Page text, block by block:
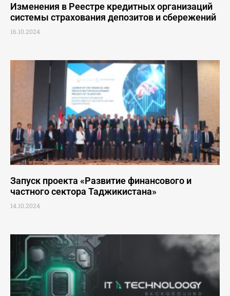
Изменения в Реестре кредитных организаций
системы страхования депозитов и сбережений
16.10.2024
Запуск проекта «Развитие финансового и
частного сектора Таджикистана»
14.10.2024